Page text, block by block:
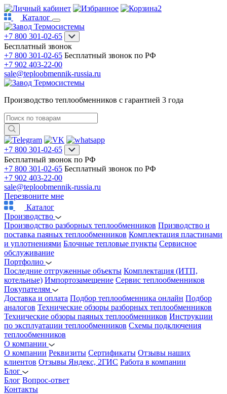
2
Каталог
+7 800 301-02-65
Бесплатный звонок
+7 800 301-02-65 Бесплатный звонок по РФ
+7 902 403-22-00
sale@teploobmennik-russia.ru
Производство теплообменников с гарантией 3 года
+7 800 301-02-65
Бесплатный звонок по РФ
+7 800 301-02-65 Бесплатный звонок по РФ
+7 902 403-22-00
sale@teploobmennik-russia.ru
Перезвоните мне
Каталог
Производство
Производство разборных теплообменников Призводство и
поставка паяных теплообменников Комплектация пластинами
и уплотнениями Блочные тепловые пункты Сервисное
обслуживание
Портфолио
Последние отгруженные объекты Комплектация (ИТП,
котельные) Импортозамещение Сервис теплообменников
Покупателям
Доставка и оплата Подбор теплообменника онлайн Подбор
аналогов Технические обзоры разборных теплообменников
Технические обзоры паяных теплообменников Инструкции
по эксплуатации теплообменников Схемы подключения
теплообменников
О компании
О компании Реквизиты Сертификаты Отзывы наших
клиентов Отзывы Яндекс, 2ГИС Работа в компании
Блог
Блог Вопрос-ответ
Контакты